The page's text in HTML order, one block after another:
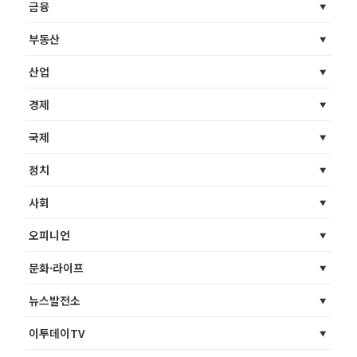
금융
부동산
산업
경제
국제
정치
사회
오피니언
문화·라이프
뉴스발전소
이투데이TV